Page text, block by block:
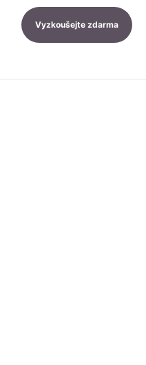
Vyzkoušejte zdarma